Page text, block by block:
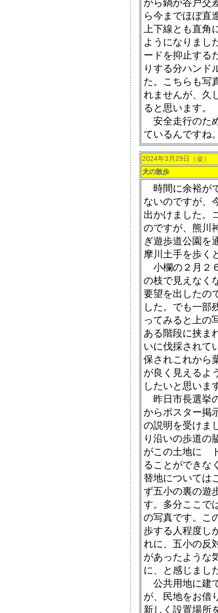
から鍋が谷戸交
ら今までほぼ直
上下線とも直
ようになりまし
ードを抑止する
りする分ハンド
た。こちらも写
れませんが、久
ると思います。
安全走行のた
ているんですね
2024年3月29日（金）
犬の散歩
時間に余裕が
ないのですが、
出かけました。
のですが、熊川
ぎ遊歩道公園を
摩川土手を歩く
小欄の２月２
の枝で見えなく
要望を出したの
した。でも一部
ってみると上の
ある階段に挟ま
いに伐採されて
保されこれから
が良く見えるよ
したいと思いま
昨日市長選挙
からポスター掲
の説明を受けま
り沿いの歩道の
がこの土地に
ることができな
替地については
ず五小の裏の遊
す。多分ここで
の写真です。こ
歩する人程度し
れに、五小の反
があったような
に、と感じまし
公共用地に建
が、民地をお借
新しく設置場所